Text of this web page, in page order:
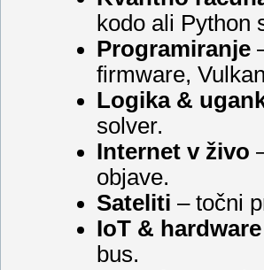
kodo ali Python
Programiranje
firmware,
Logika &
solver.
Internet v živo
objave.
Sateliti – točni
IoT & hardware
bus.